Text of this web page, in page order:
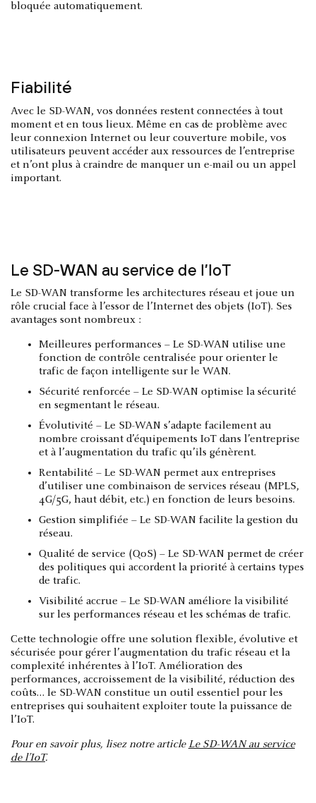
bloquée automatiquement.
Fiabilité
Avec le SD-WAN, vos données restent connectées à tout
moment et en tous lieux. Même en cas de problème avec
leur connexion Internet ou leur couverture mobile, vos
utilisateurs peuvent accéder aux ressources de l’entreprise
et n’ont plus à craindre de manquer un e-mail ou un appel
important.
Le SD-WAN au service de l’IoT
Le SD-WAN transforme les architectures réseau et joue un
rôle crucial face à l’essor de l’Internet des objets (IoT). Ses
avantages sont nombreux :
Meilleures performances – Le SD-WAN utilise une
fonction de contrôle centralisée pour orienter le
trafic de façon intelligente sur le WAN.
Sécurité renforcée – Le SD-WAN optimise la sécurité
en segmentant le réseau.
Évolutivité – Le SD-WAN s’adapte facilement au
nombre croissant d’équipements IoT dans l’entreprise
et à l’augmentation du trafic qu’ils génèrent.
Rentabilité – Le SD-WAN permet aux entreprises
d’utiliser une combinaison de services réseau (MPLS,
4G/5G, haut débit, etc.) en fonction de leurs besoins.
Gestion simplifiée – Le SD-WAN facilite la gestion du
réseau.
Qualité de service (QoS) – Le SD-WAN permet de créer
des politiques qui accordent la priorité à certains types
de trafic.
Visibilité accrue – Le SD-WAN améliore la visibilité
sur les performances réseau et les schémas de trafic.
Cette technologie offre une solution flexible, évolutive et
sécurisée pour gérer l’augmentation du trafic réseau et la
complexité inhérentes à l’IoT. Amélioration des
performances, accroissement de la visibilité, réduction des
coûts… le SD-WAN constitue un outil essentiel pour les
entreprises qui souhaitent exploiter toute la puissance de
l’IoT.
Pour en savoir plus, lisez notre article Le SD-WAN au service
de l’IoT.